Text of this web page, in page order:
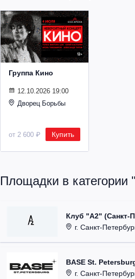
Группа Кино
12.10.2026 19:00
Дворец Борьбы
от 2 600 ₽ Купить
Площадки в категории
Клуб "А2" (Санкт-
г. Санкт-
BASE St.
г. Санкт-Петербург,